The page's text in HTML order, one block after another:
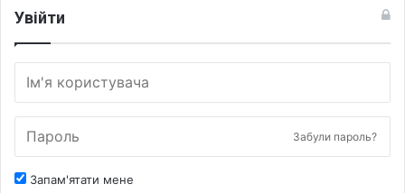
Увійти
Забули пароль?
Запам'ятати мене